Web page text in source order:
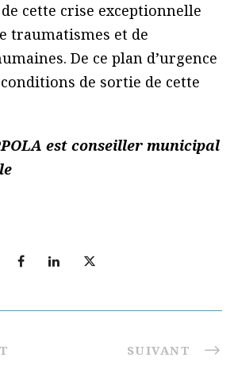
cette crise exceptionnelle
traumatismes et de
De ce plan d’urgence
de sortie de cette
est conseiller municipal
SUIVANT